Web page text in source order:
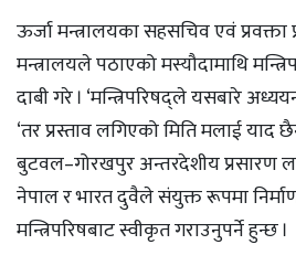
ऊर्जा मन्त्रालयका सहसचिव एवं
मन्त्रालयले पठाएको मस्यौदामाथि
दाबी गरे । ‘मन्त्रिपरिषद्ले यसबारे
‘तर प्रस्ताव लगिएको मिति मलाई याद
बुटवल–गोरखपुर अन्तरदेशीय प्रसारण
नेपाल र भारत दुवैले संयुक्त रूपमा
मन्त्रिपरिषबाट स्वीकृत गराउनुपर्ने हुन्छ ।